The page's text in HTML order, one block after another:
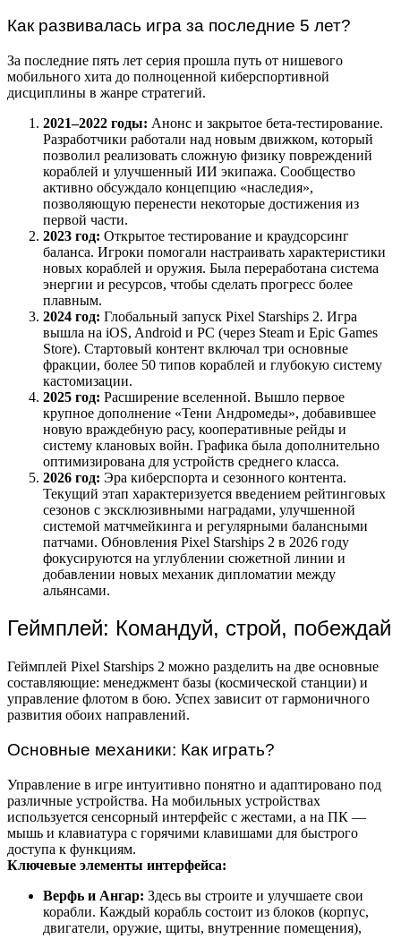
Как развивалась игра за последние 5 лет?
За последние пять лет серия прошла путь от нишевого
мобильного хита до полноценной киберспортивной
дисциплины в жанре стратегий.
2021–2022 годы: Анонс и закрытое бета-тестирование.
Разработчики работали над новым движком, который
позволил реализовать сложную физику повреждений
кораблей и улучшенный ИИ экипажа. Сообщество
активно обсуждало концепцию «наследия»,
позволяющую перенести некоторые достижения из
первой части.
2023 год: Открытое тестирование и краудсорсинг
баланса. Игроки помогали настраивать характеристики
новых кораблей и оружия. Была переработана система
энергии и ресурсов, чтобы сделать прогресс более
плавным.
2024 год: Глобальный запуск Pixel Starships 2. Игра
вышла на iOS, Android и PC (через Steam и Epic Games
Store). Стартовый контент включал три основные
фракции, более 50 типов кораблей и глубокую систему
кастомизации.
2025 год: Расширение вселенной. Вышло первое
крупное дополнение «Тени Андромеды», добавившее
новую враждебную расу, кооперативные рейды и
систему клановых войн. Графика была дополнительно
оптимизирована для устройств среднего класса.
2026 год: Эра киберспорта и сезонного контента.
Текущий этап характеризуется введением рейтинговых
сезонов с эксклюзивными наградами, улучшенной
системой матчмейкинга и регулярными балансными
патчами. Обновления Pixel Starships 2 в 2026 году
фокусируются на углублении сюжетной линии и
добавлении новых механик дипломатии между
альянсами.
Геймплей: Командуй, строй, побеждай
Геймплей Pixel Starships 2 можно разделить на две основные
составляющие: менеджмент базы (космической станции) и
управление флотом в бою. Успех зависит от гармоничного
развития обоих направлений.
Основные механики: Как играть?
Управление в игре интуитивно понятно и адаптировано под
различные устройства. На мобильных устройствах
используется сенсорный интерфейс с жестами, а на ПК —
мышь и клавиатура с горячими клавишами для быстрого
доступа к функциям.
Ключевые элементы интерфейса:
Верфь и Ангар: Здесь вы строите и улучшаете свои
корабли. Каждый корабль состоит из блоков (корпус,
двигатели, оружие, щиты, внутренние помещения),